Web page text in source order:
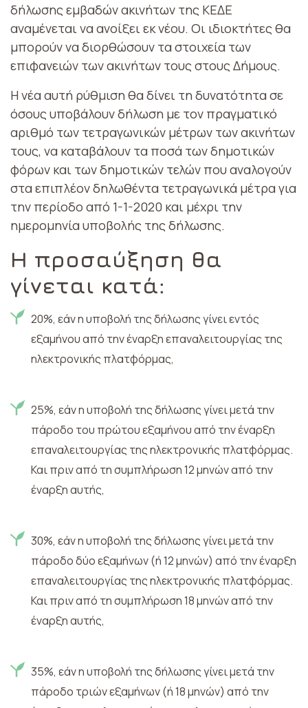
δήλωσης εμβαδών ακινήτων της ΚΕΔΕ
αναμένεται να ανοίξει εκ νέου. Οι ιδιοκτήτες θα
μπορούν να διορθώσουν τα στοιχεία των
επιφανειών των ακινήτων τους στους Δήμους.
Η νέα αυτή ρύθμιση θα δίνει τη δυνατότητα σε
όσους υποβάλουν δήλωση με τον πραγματικό
αριθμό των τετραγωνικών μέτρων των ακινήτων
τους, να καταβάλουν τα ποσά των δημοτικών
φόρων και των δημοτικών τελών που αναλογούν
στα επιπλέον δηλωθέντα τετραγωνικά μέτρα για
την περίοδο από 1-1-2020 και μέχρι την
ημερομηνία υποβολής της δήλωσης.
Η προσαύξηση θα
γίνεται κατά:
20%, εάν η υποβολή της δήλωσης γίνει εντός
εξαμήνου από την έναρξη επαναλειτουργίας της
ηλεκτρονικής πλατφόρμας,
25%, εάν η υποβολή της δήλωσης γίνει μετά την
πάροδο του πρώτου εξαμήνου από την έναρξη
επαναλειτουργίας της ηλεκτρονικής πλατφόρμας.
Και πριν από τη συμπλήρωση 12 μηνών από την
έναρξη αυτής,
30%, εάν η υποβολή της δήλωσης γίνει μετά την
πάροδο δύο εξαμήνων (ή 12 μηνών) από την έναρξη
επαναλειτουργίας της ηλεκτρονικής πλατφόρμας.
Και πριν από τη συμπλήρωση 18 μηνών από την
έναρξη αυτής,
35%, εάν η υποβολή της δήλωσης γίνει μετά την
πάροδο τριών εξαμήνων (ή 18 μηνών) από την